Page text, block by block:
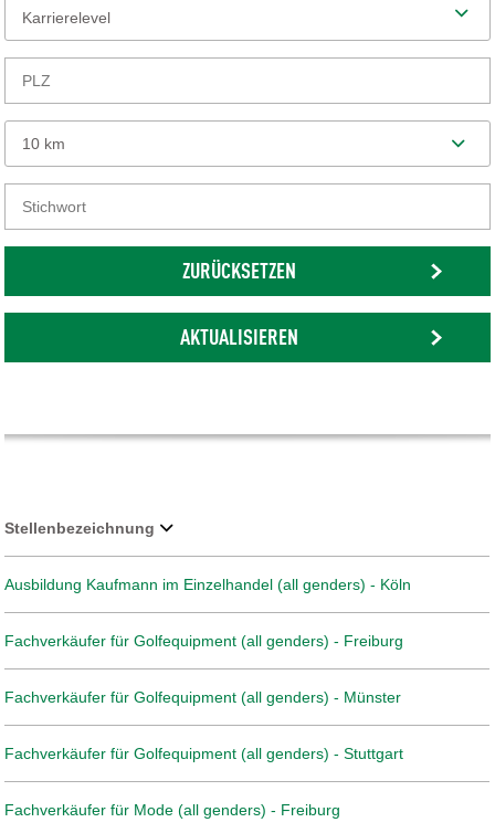
Karrierelevel
10 km
ZURÜCKSETZEN
AKTUALISIEREN
Stellenbezeichnung
Ausbildung Kaufmann im Einzelhandel (all genders) - Köln
Fachverkäufer für Golfequipment (all genders) - Freiburg
Fachverkäufer für Golfequipment (all genders) - Münster
Fachverkäufer für Golfequipment (all genders) - Stuttgart
Fachverkäufer für Mode (all genders) - Freiburg